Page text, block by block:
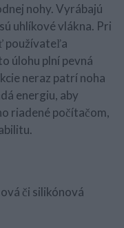
nohy. Vyrábajú
uhlíkové vlákna. Pri
používateľa
úlohu plní pevná
neraz patrí noha
energiu, aby
riadené počítačom,
či silikónová